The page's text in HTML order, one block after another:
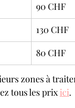
90 CHF
130 CHF
80 CHF
zones à
tous les prix ici.